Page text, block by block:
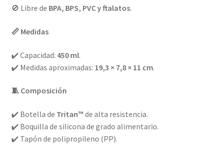
🚫 Libre de BPA, BPS, PVC y ftalatos.
📏 Medidas
✔️ Capacidad: 450 ml.
✔️ Medidas aproximadas: 19,3 × 7,8 × 11 cm.
🧵 Composición
✔️ Botella de Tritan™ de alta resistencia.
✔️ Boquilla de silicona de grado alimentario.
✔️ Tapón de polipropileno (PP).